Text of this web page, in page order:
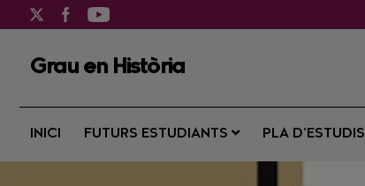
Grau en Història
INICI FUTURS ESTUDIANTS PLA D’ESTUDIS